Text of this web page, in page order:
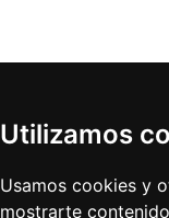
Utilizamos
Usamos cookies y
mostrarte